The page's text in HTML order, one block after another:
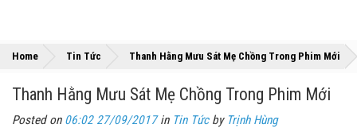
Home »
Tin Tức Thanh Hằng Mưu Sát Mẹ Chồng Trong Phim Mới
Thanh Hằng Mưu Sát Mẹ Chồng Trong Phim Mới
Posted on 06:02 27/09/2017in Tin Tứcby Trịnh Hùng